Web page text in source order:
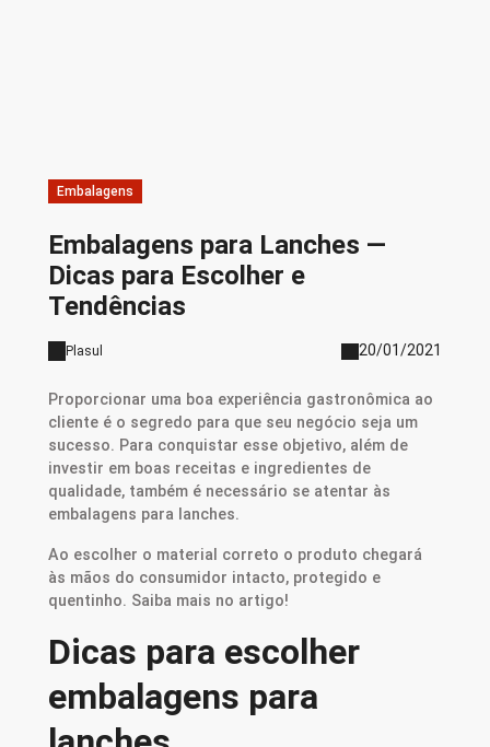
Embalagens
Embalagens para Lanches —
Dicas para Escolher e
Tendências
Plasul 20/01/2021
Proporcionar uma boa experiência gastronômica ao
cliente é o segredo para que seu negócio seja um
sucesso. Para conquistar esse objetivo, além de
investir em boas receitas e ingredientes de
qualidade, também é necessário se atentar às
embalagens para lanches.
Ao escolher o material correto o produto chegará
às mãos do consumidor intacto, protegido e
quentinho. Saiba mais no artigo!
Dicas para escolher
embalagens para